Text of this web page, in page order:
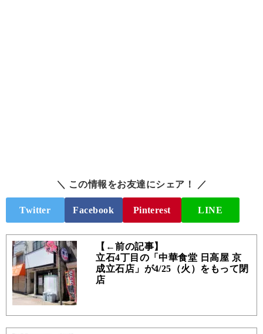
＼ この情報をお友達にシェア！ ／
Twitter Facebook Pinterest LINE
【←前の記事】
立石4丁目の「中華食堂 日高屋 京
成立石店」が4/25（火）をもって閉
店